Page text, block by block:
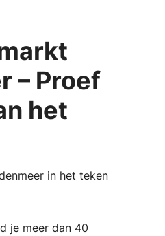
– Proef
het
in het teken
je meer dan 40